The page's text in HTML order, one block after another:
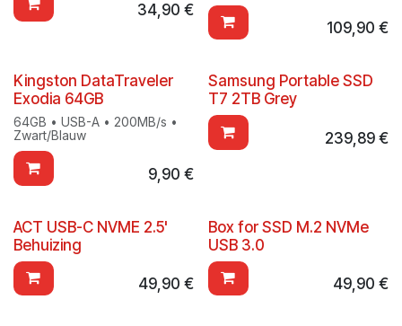
34,90 €
109,90 €
Kingston DataTraveler
Exodia 64GB
64GB • USB-A • 200MB/s •
Zwart/Blauw
9,90 €
Samsung Portable SSD
T7 2TB Grey
239,89€
ACT USB-C NVME 2.5'
Behuizing
49,90 €
Box for SSD M.2 NVMe
USB 3.0
49,90 €